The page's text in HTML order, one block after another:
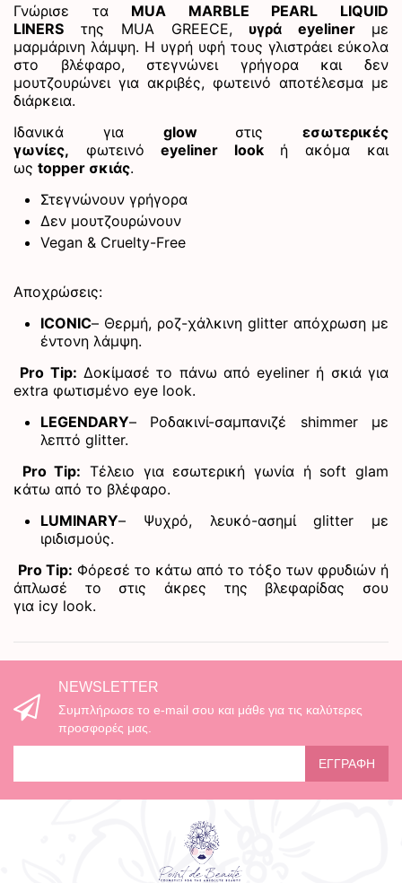
Γνώρισε τα MUA MARBLE PEARL LIQUID
LINERS
της MUA GREECE, υγράeyeliner
με
μαρμάρινη λάμψη. Η υγρή υφή τους γλιστράει εύκολα
στο βλέφαρο, στεγνώνει γρήγορα και δεν
μουτζουρώνει για ακριβές, φωτεινό αποτέλεσμα με
διάρκεια.
Ιδανικά για glow στις εσωτερικές
γωνίες, φωτεινό eyeliner look ή ακόμα και
ως topper σκιάς.
Στεγνώνουν γρήγορα
Δεν μουτζουρώνουν
Vegan & Cruelty-Free
Αποχρώσεις:
ICONIC– Θερμή, ροζ-χάλκινη glitter απόχρωση με
έντονη λάμψη.
Pro Tip: Δοκίμασέ το πάνω από eyeliner ή σκιά για
extra φωτισμένο eye look.
LEGENDARY– Ροδακινί-σαμπανιζέ shimmer με
λεπτό glitter.
Pro Tip: Τέλειο για εσωτερική γωνία ή soft glam
κάτω από το βλέφαρο.
LUMINARY– Ψυχρό, λευκό-ασημί glitter με
ιριδισμούς.
Pro Tip: Φόρεσέ το κάτω από το τόξο των φρυδιών ή
άπλωσέ το στις άκρες της βλεφαρίδας σου
για icy look.
NEWSLETTER
Συμπλήρωσε το e-mail σου και μάθε για τις καλύτερες
προσφορές μας.
ΕΓΓΡΑΦΉ